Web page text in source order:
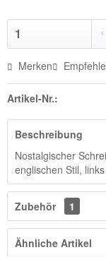
Merken
Artikel-Nr.:
Beschreibung
Nostalgischer
englischen Stil,
Zubehör 1
Ähnliche Artikel